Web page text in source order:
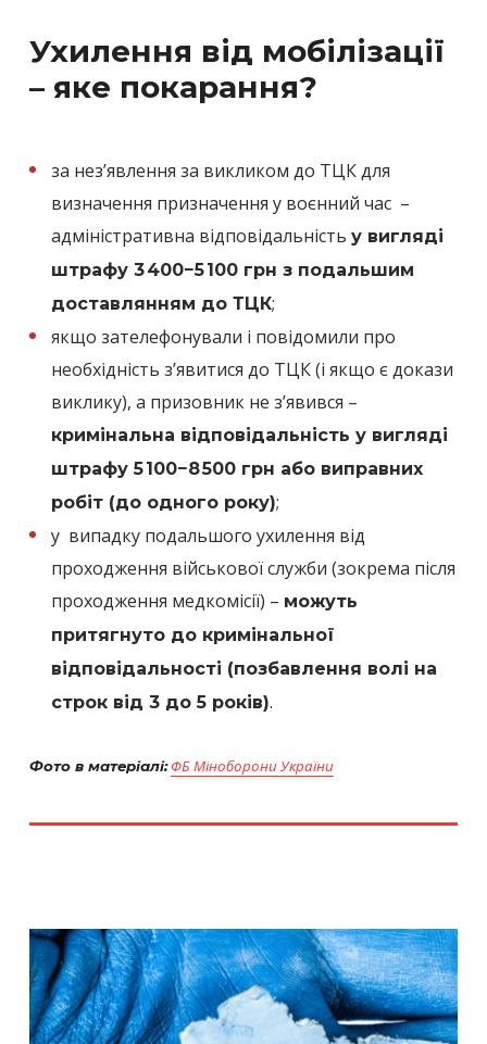
Ухилення від мобілізації
– яке покарання?
за нез’явлення за викликом до ТЦК для
визначення призначення у воєнний час –
адміністративна відповідальність у вигляді
штрафу 3 400−5 100 грн з подальшим
доставлянням до ТЦК;
якщо зателефонували і повідомили про
необхідність з’явитися до ТЦК (і якщо є докази
виклику), а призовник не з’явився –
кримінальна відповідальність у вигляді
штрафу 5 100−8 500 грн або виправних
робіт (до одного року);
у випадку подальшого ухилення від
проходження військової служби (зокрема після
проходження медкомісії) – можуть
притягнуто до кримінальної
відповідальності (позбавлення волі на
строк від 3 до 5 років).
Фото в матеріалі: ФБ Міноборони України